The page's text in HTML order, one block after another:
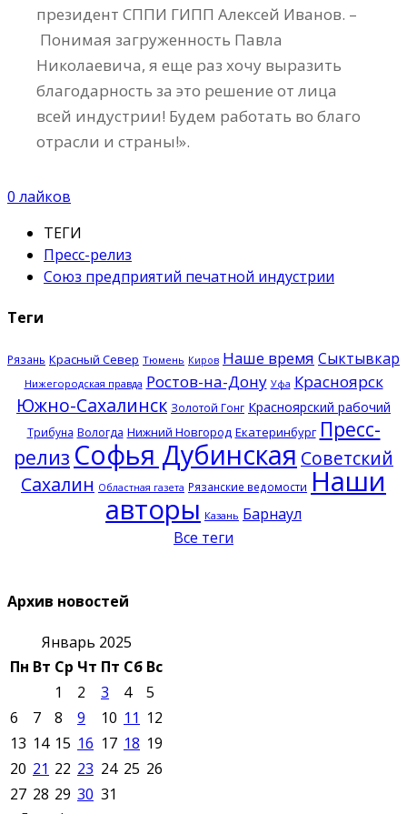
президент СППИ ГИПП Алексей Иванов. –
Понимая загруженность Павла
Николаевича, я еще раз хочу выразить
благодарность за это решение от лица
всей индустрии! Будем работать во благо
отрасли и страны!».
0 лайков
ТЕГИ
Пресс-релиз
Союз предприятий печатной индустрии
Теги
Рязань Красный Север Тюмень Киров Наше время Сыктывкар
Нижегородская правда Ростов-на-Дону Уфа Красноярск
Южно-Сахалинск Золотой Гонг Красноярский рабочий
Трибуна Вологда Нижний Новгород Екатеринбург Пресс-
релиз Софья Дубинская Советский
Сахалин Областная газета Рязанские ведомости Наши
авторы Казань Барнаул
Все теги
Архив новостей
Январь 2025
Пн Вт Ср Чт Пт Сб Вс
1
2 3 4
5
6
7 8 9 10 11 12
13 14 15 16 17 18 19
20 21 22 23 24 25 26
27 28 29 30 31